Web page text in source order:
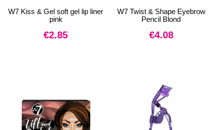
W7 Kiss & Gel soft gel lip liner
pink
€2.85
W7 Twist & Shape Eyebrow
Pencil Blond
€4.08